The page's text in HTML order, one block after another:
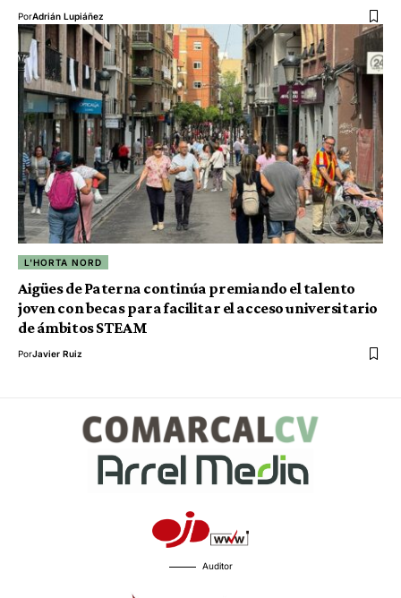
PorAdrián Lupiáñez
L'HORTA NORD
Aigües de Paterna continúa premiando el talento
joven con becas para facilitar el acceso universitario
de ámbitos STEAM
PorJavier Ruiz
Auditor